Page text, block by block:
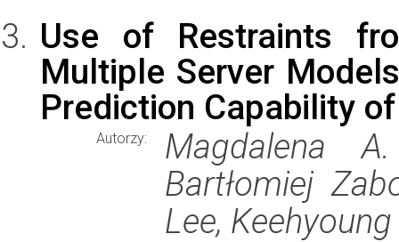
Use of Restraints
Multiple Server
Prediction Capability
Autorzy:
Magdalena
Bartłomiej
Lee,